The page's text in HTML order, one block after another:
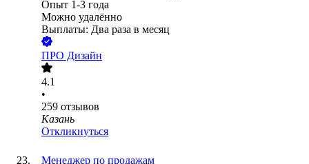
Опыт 1-3 года
Можно удалённо
Выплаты: Два раза в месяц
ПРО Дизайн
4.1
•
259 отзывов
Казань
Откликнуться
Менеджер по продажам